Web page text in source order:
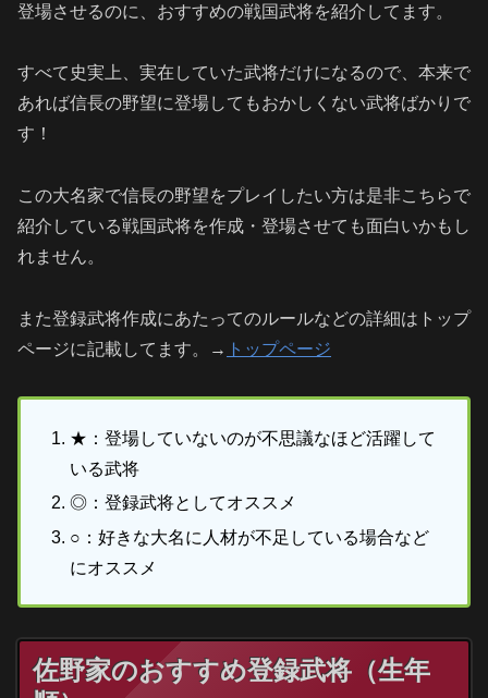
登場させるのに、おすすめの戦国武将を紹介してます。
すべて史実上、実在していた武将だけになるので、本来で
あれば信長の野望に登場してもおかしくない武将ばかりで
す！
この大名家で信長の野望をプレイしたい方は是非こちらで
紹介している戦国武将を作成・登場させても面白いかもし
れません。
また登録武将作成にあたってのルールなどの詳細はトップ
ページに記載してます。→ トップページ
★：登場していないのが不思議なほど活躍して
いる武将
◎：登録武将としてオススメ
○：好きな大名に人材が不足している場合など
にオススメ
佐野家のおすすめ登録武将（生年